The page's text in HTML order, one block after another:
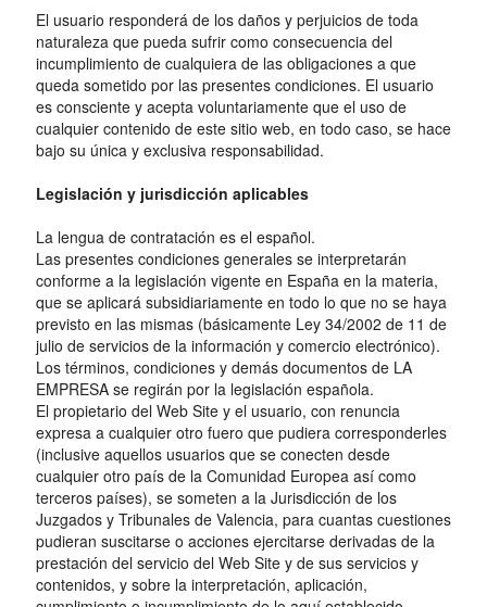
El usuario responderá de los daños y perjuicios de toda
naturaleza que pueda sufrir como consecuencia del
incumplimiento de cualquiera de las obligaciones a que
queda sometido por las presentes condiciones. El usuario
es consciente y acepta voluntariamente que el uso de
cualquier contenido de este sitio web, en todo caso, se hace
bajo su única y exclusiva responsabilidad.
Legislación y jurisdicción aplicables
La lengua de contratación es el español.
Las presentes condiciones generales se interpretarán
conforme a la legislación vigente en España en la materia,
que se aplicará subsidiariamente en todo lo que no se haya
previsto en las mismas (básicamente Ley 34/2002 de 11 de
julio de servicios de la información y comercio electrónico).
Los términos, condiciones y demás documentos de LA
EMPRESA se regirán por la legislación española.
El propietario del Web Site y el usuario, con renuncia
expresa a cualquier otro fuero que pudiera corresponderles
(inclusive aquellos usuarios que se conecten desde
cualquier otro país de la Comunidad Europea así como
terceros países), se someten a la Jurisdicción de los
Juzgados y Tribunales de Valencia, para cuantas cuestiones
pudieran suscitarse o acciones ejercitarse derivadas de la
prestación del servicio del Web Site y de sus servicios y
contenidos, y sobre la interpretación, aplicación,